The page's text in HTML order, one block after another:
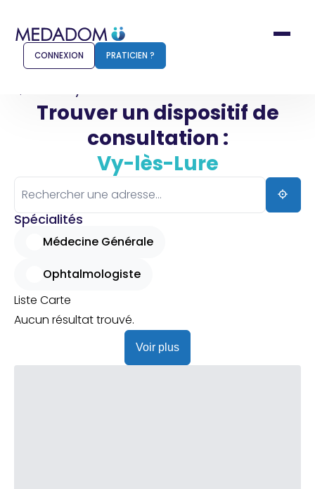
Comment ça marche ?
Pharmacien
Connexion
Praticien ?
CONNEXION PRATICIEN ?
Vy-lès-Lure
Trouver un dispositif de
consultation :
Vy-lès-Lure
Spécialités
Médecine Générale
Ophtalmologiste
Liste Carte
Aucun résultat trouvé.
Voir plus